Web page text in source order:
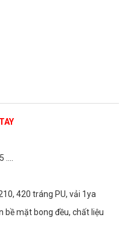
420 tráng PU, vải 1ya
mặt bong đều, chất liệu